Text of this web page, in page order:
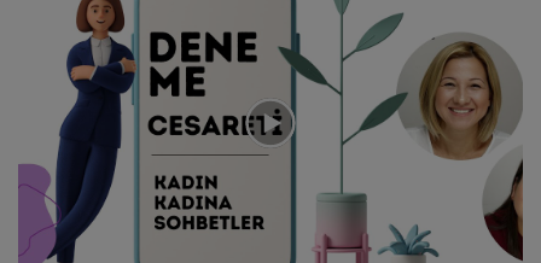
ANNELİK
AYNA
BİRAZ MOLA
NEDEN
VİDEO